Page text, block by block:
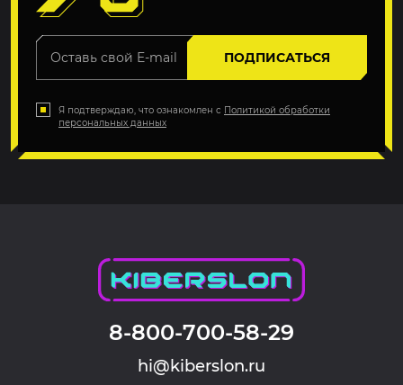
ПОДПИСАТЬСЯ
Я подтверждаю, что ознакомлен с Политикой обработки
персональных данных
8-800-700-58-29
hi@kiberslon.ru